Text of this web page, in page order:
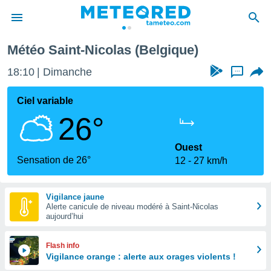
de
Météo Saint-Nicolas (Belgique)
18:10 Dimanche ...
Ciel variable
26°
Sensation de 26°
Ouest
12
27 km/h
Vigilance jaune
Alerte canicule de niveau modéré à Saint-Nicolas
aujourd’hui
Flash info
Vigilance orange : alerte aux orages violents !